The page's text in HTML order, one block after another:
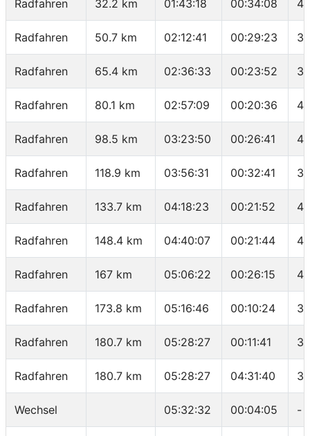
Radfahren 32.2 km 01:43:18 00:34:08
Radfahren 50.7 km 02:12:41 00:29:23
Radfahren 65.4 km 02:36:33 00:23:52
Radfahren 80.1 km 02:57:09 00:20:36
Radfahren 98.5 km 03:23:50 00:26:41
Radfahren 118.9 km 03:56:31 00:32:41
Radfahren 133.7 km 04:18:23 00:21:52
Radfahren 148.4 km 04:40:07 00:21:44
Radfahren 167 km 05:06:22 00:26:15
Radfahren 173.8 km 05:16:46 00:10:24
Radfahren 180.7 km 05:28:27 00:11:41
Radfahren 180.7 km 05:28:27 04:31:40
Wechsel 05:32:32 00:04:05 -